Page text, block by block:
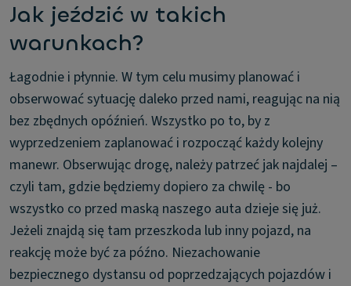
Jak jeździć w takich
warunkach?
Łagodnie i płynnie. W tym celu musimy planować i
obserwować sytuację daleko przed nami, reagując na nią
bez zbędnych opóźnień. Wszystko po to, by z
wyprzedzeniem zaplanować i rozpocząć każdy kolejny
manewr. Obserwując drogę, należy patrzeć jak najdalej –
czyli tam, gdzie będziemy dopiero za chwilę - bo
wszystko co przed maską naszego auta dzieje się już.
Jeżeli znajdą się tam przeszkoda lub inny pojazd, na
reakcję może być za późno. Niezachowanie
bezpiecznego dystansu od poprzedzających pojazdów i